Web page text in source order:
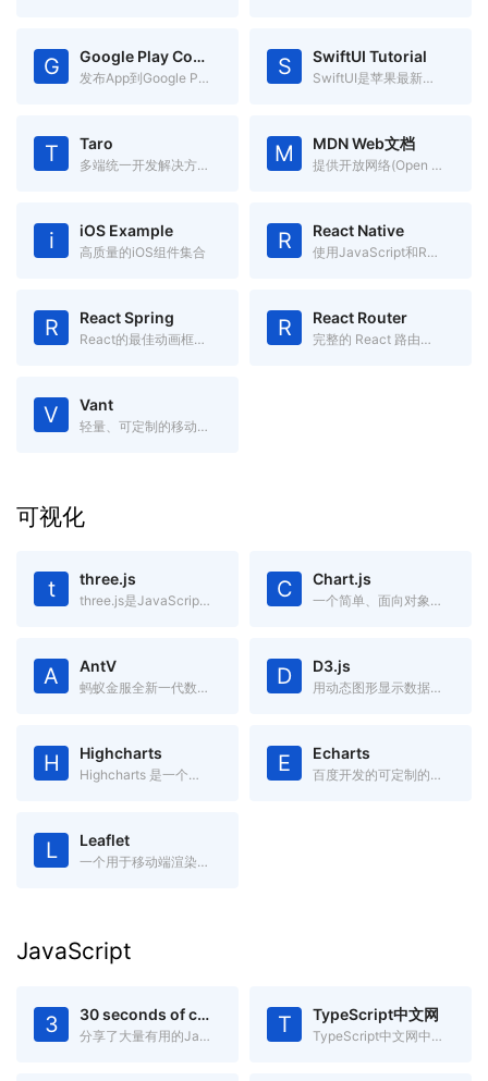
G Google Play Console
发布App到Google Play S SwiftUI Tutorial
SwiftUI是苹果最新推出的app声明式开发框架，跨Apple平台
T Taro
多端统一开发解决方案 一处代码，多处运行 M MDN Web文档
提供开放网络(Open Web)技术有关的信息
i iOS Example
高质量的iOS组件集合 R React Native
使用JavaScript和React编写原生移动应用
R React Spring
React的最佳动画框架之一 R React Router
完整的 React 路由解决方案
V Vant
轻量、可定制的移动端 Vue 组件库
可视化
t three.js
three.js是JavaScript编写的WebGL第三方库。提供了非常多的3D显示功能 C Chart.js
一个简单、面向对象，为设计和开发者准备的图表绘制工具库
A AntV
蚂蚁金服全新一代数据可视化解决方案，致力于提供一套简单方便、专业可靠、无限可能的数据可视化最佳实践。 D D3.js
用动态图形显示数据的JavaScript库
H Highcharts
Highcharts 是一个用纯JavaScript编写的一个图表库，兼容IE6+ E Echarts
百度开发的可定制的数据可视化图表
L Leaflet
一个用于移动端渲染交互式地图开源JavaScript库
JavaScript
3 30 seconds of code
分享了大量有用的Javascript片段,你可以在30秒或更少时间中理解 T TypeScript中文网
TypeScript中文网中文文档